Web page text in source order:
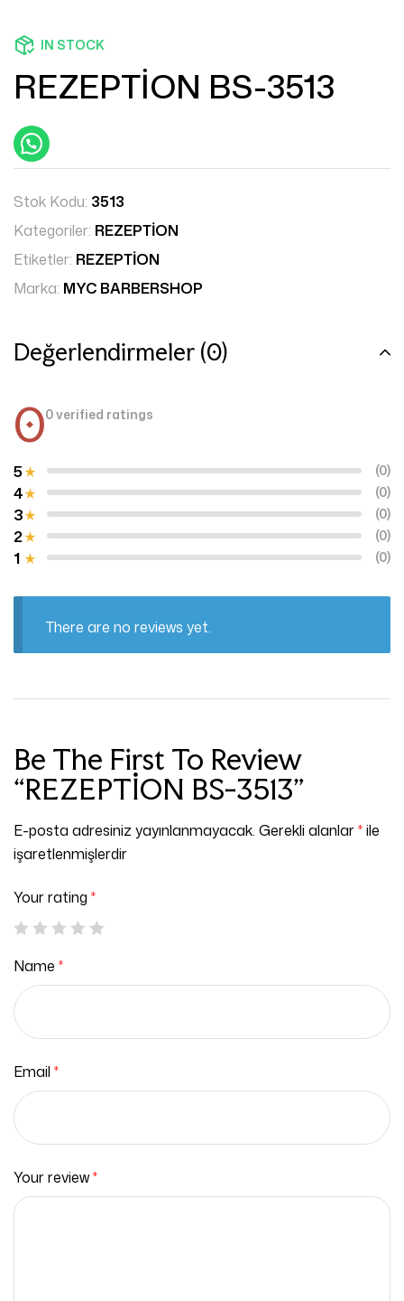
IN STOCK
REZEPTİON BS-3513
Stok Kodu: 3513
Kategoriler: REZEPTİON
Etiketler: REZEPTİON
Marka: MYC BARBERSHOP
Değerlendirmeler (0)
00 verified ratings
1 (0)
2 (0)
3 (0)
4 (0)
5 (0)
There are no reviews yet.
Be The First To Review
“REZEPTİON BS-3513”
E-posta adresiniz yayınlanmayacak. Gerekli alanlar*ile
işaretlenmişlerdir
Your rating *
Your review*
Name *
Email *